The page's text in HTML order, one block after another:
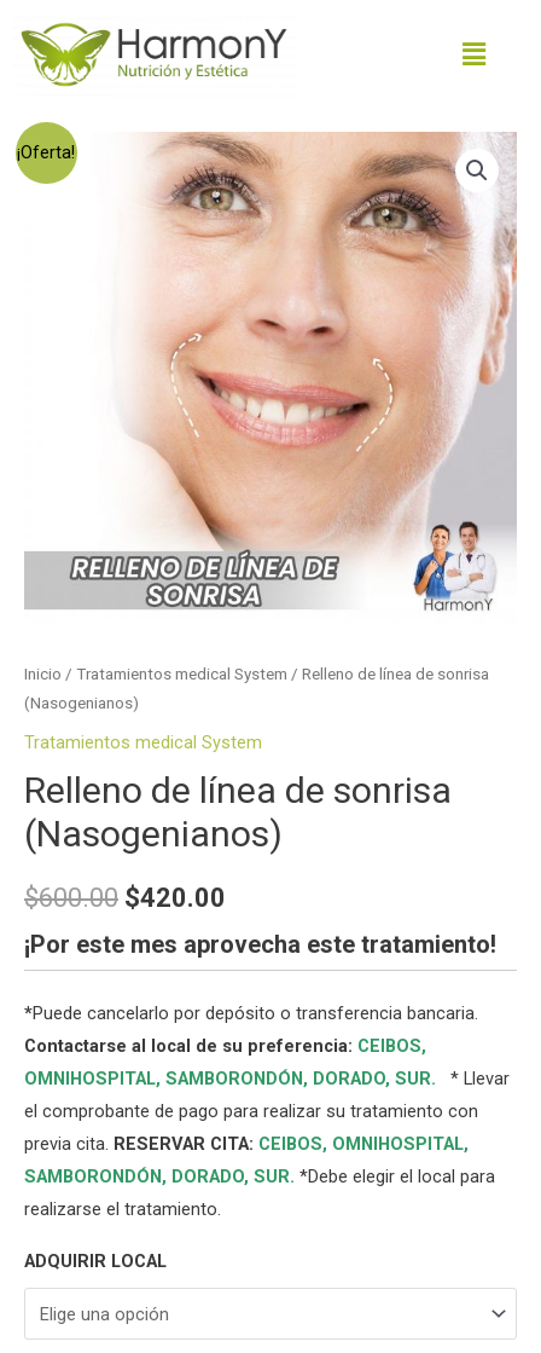
¡Oferta!
Inicio / Tratamientos medical System / Relleno de línea de sonrisa
(Nasogenianos)
Tratamientos medical System
Relleno de línea de sonrisa
(Nasogenianos)
$600.00 $420.00
¡Por este mes aprovecha este tratamiento!
*Puede cancelarlo por depósito o transferencia bancaria.
Contactarse al local de su preferencia: CEIBOS,
OMNIHOSPITAL, SAMBORONDÓN, DORADO, SUR.
* Llevar
el comprobante de pago para realizar su tratamiento con
previa cita. RESERVAR CITA: CEIBOS, OMNIHOSPITAL,
SAMBORONDÓN, DORADO, SUR. *Debe elegir el local para
realizarse el tratamiento.
ADQUIRIR LOCAL